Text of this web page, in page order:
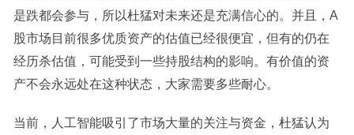
是跌都会参与，所以杜猛对未来还是充满信心的。并且，A
股市场目前很多优质资产的估值已经很便宜，但有的仍在
经历杀估值，可能受到一些持股结构的影响。有价值的资
产不会永远处在这种状态，大家需要多些耐心。
当前，人工智能吸引了市场大量的关注与资金，杜猛认为